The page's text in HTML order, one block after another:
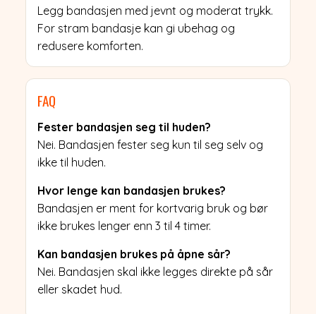
Legg bandasjen med jevnt og moderat trykk.
For stram bandasje kan gi ubehag og
redusere komforten.
FAQ
Fester bandasjen seg til huden?
Nei. Bandasjen fester seg kun til seg selv og
ikke til huden.
Hvor lenge kan bandasjen brukes?
Bandasjen er ment for kortvarig bruk og bør
ikke brukes lenger enn 3 til 4 timer.
Kan bandasjen brukes på åpne sår?
Nei. Bandasjen skal ikke legges direkte på sår
eller skadet hud.